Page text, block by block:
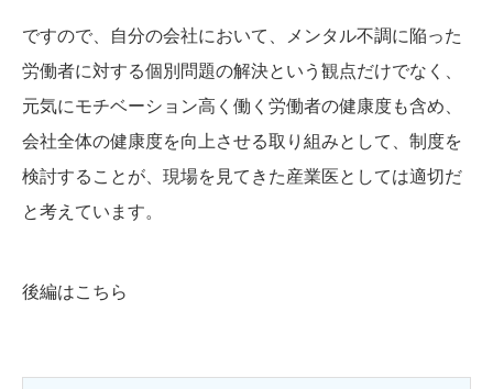
ですので、自分の会社において、メンタル不調に陥った
労働者に対する個別問題の解決という観点だけでなく、
元気にモチベーション高く働く労働者の健康度も含め、
会社全体の健康度を向上させる取り組みとして、制度を
検討することが、現場を見てきた産業医としては適切だ
と考えています。
後編はこちら